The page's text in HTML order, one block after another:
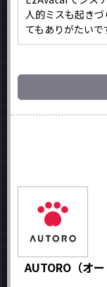
人的ミスも起き
てもありがたいで
AUTORO（オー